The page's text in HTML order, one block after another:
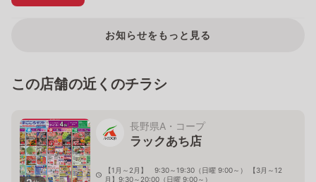
お知らせをもっと見る
この店舗の近くのチラシ
長野県A・コープ
ラックあち店
【1月～2月】 9:30～19:30（日曜 9:00～） 【3月～12
月】9:30～20:00（日曜 9:00～）